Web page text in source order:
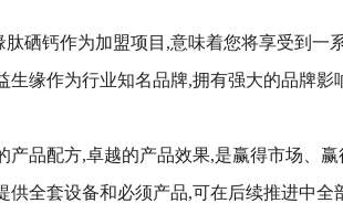
肽硒钙作为加盟项目,意味着您将享受到一
生缘作为行业知名品牌,拥有强大的品牌影
产品配方,卓越的产品效果,是赢得市场、
供全套设备和必须产品,可在后续推进中全